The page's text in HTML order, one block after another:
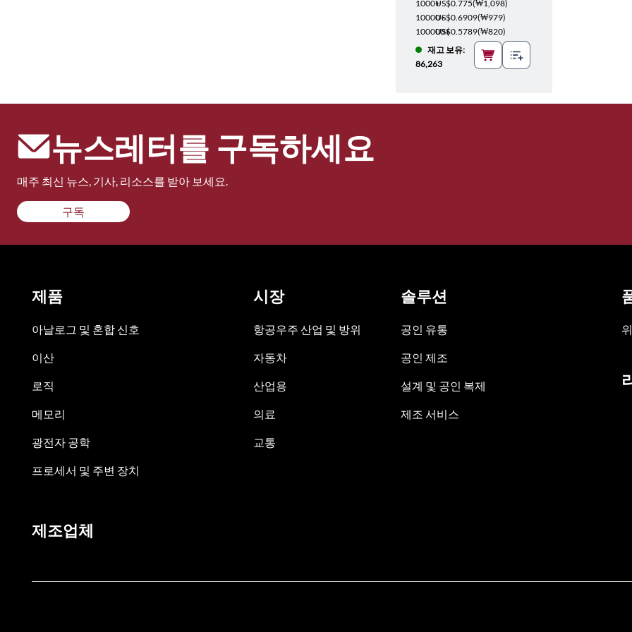
1000+US$0.775(₩1,098)
10000+US$0.6909(₩979)
100000+US$0.5789(₩820)
재고 보유:
86,263
뉴스레터를 구독하세요
매주 최신 뉴스, 기사, 리소스를 받아 보세요.
구독
제품
아날로그 및 혼합 신호
이산
로직
메모리
광전자 공학
프로세서 및 주변 장치
시장
항공우주 산업 및 방위
자동차
산업용
의료
교통
솔루션
공인 유통
공인 제조
설계 및 공인 복제
제조 서비스
제조업체